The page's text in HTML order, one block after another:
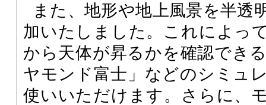
また、地形や地上風景を半透
加いたしました。これによっ
から天体が昇るかを確認でき
ヤモンド富士」などのシミュ
使いいただけます。さらに、